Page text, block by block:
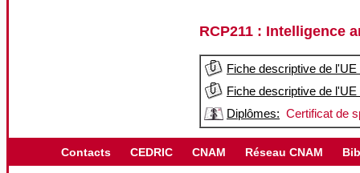
RCP211 : Intelligence
Fiche descriptive de
Fiche descriptive de l'UE
Diplômes: Certificat de
Contacts CEDRIC CNAM Réseau CNAM